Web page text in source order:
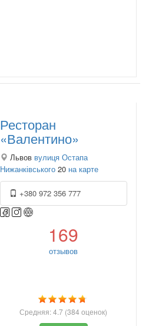
Ресторан
«Валентино»
Львов вулиця Остапа
Нижанківського 20 на карте
+380 972 356 777
169
отзывов
Средняя:4.7 (384 оценок)